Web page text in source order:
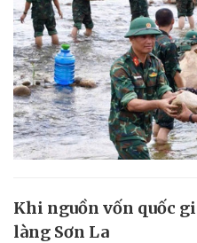
Khi nguồn vốn quốc
làng Sơn La